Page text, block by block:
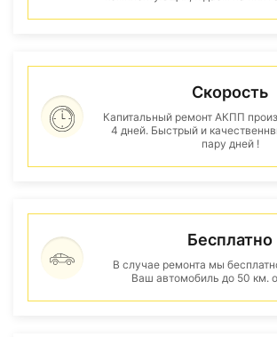
Скорость
Капитальный ремонт АКПП
4 дней. Быстрый и
пару дней !
Бесплатно
В случае ремонта мы
Ваш автомобиль до 50 км.